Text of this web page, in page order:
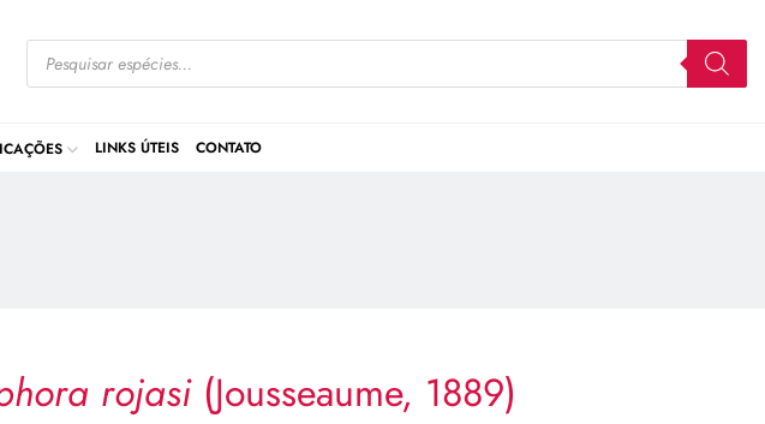
LINKS ÚTEIS CONTATO
rojasi(Jousseaume, 1889)